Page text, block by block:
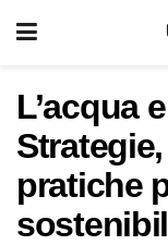
L’acqua
pratiche